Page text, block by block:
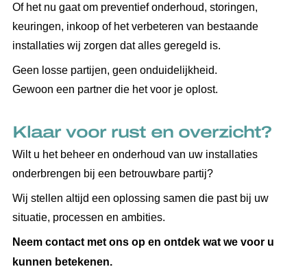
Of het nu gaat om preventief onderhoud, storingen,
keuringen, inkoop of het verbeteren van bestaande
installaties wij zorgen dat alles geregeld is.
Geen losse partijen, geen onduidelijkheid.
Gewoon een partner die het voor je oplost.
Klaar voor rust en overzicht?
Wilt u het beheer en onderhoud van uw installaties
onderbrengen bij een betrouwbare partij?
Wij stellen altijd een oplossing samen die past bij uw
situatie, processen en ambities.
Neem contact met ons op en ontdek wat we voor u
kunnen betekenen.